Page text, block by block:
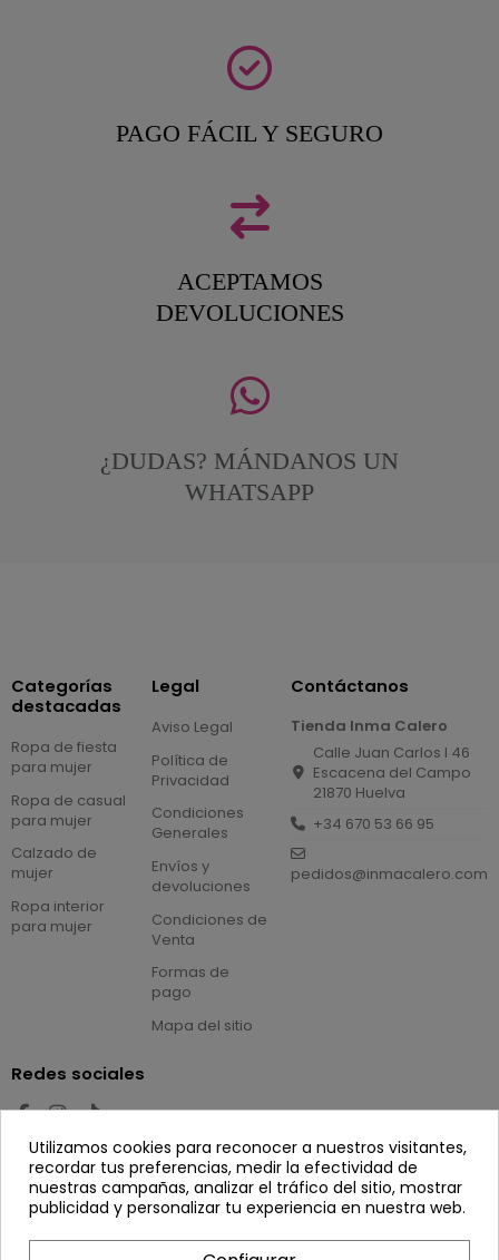
PAGO FÁCIL Y SEGURO
ACEPTAMOS
DEVOLUCIONES
¿DUDAS? MÁNDANOS UN
WHATSAPP
Categorías
destacadas
Ropa de fiesta
para mujer
Ropa de casual
para mujer
Calzado de
mujer
Ropa interior
para mujer
Legal
Aviso Legal
Política de
Privacidad
Condiciones
Generales
Envíos y
devoluciones
Condiciones de
Venta
Formas de
pago
Mapa del sitio
Contáctanos
Tienda Inma Calero
Calle Juan Carlos I 46
Escacena del Campo
21870 Huelva
+34 670 53 66 95
pedidos@inmacalero.com
Redes sociales
Newsletter
Utilizamos cookies para reconocer a nuestros visitantes,
recordar tus preferencias, medir la efectividad de
nuestras campañas, analizar el tráfico del sitio, mostrar
publicidad y personalizar tu experiencia en nuestra web.